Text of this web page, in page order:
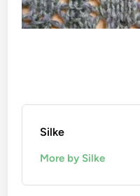
Silke
More by Silke